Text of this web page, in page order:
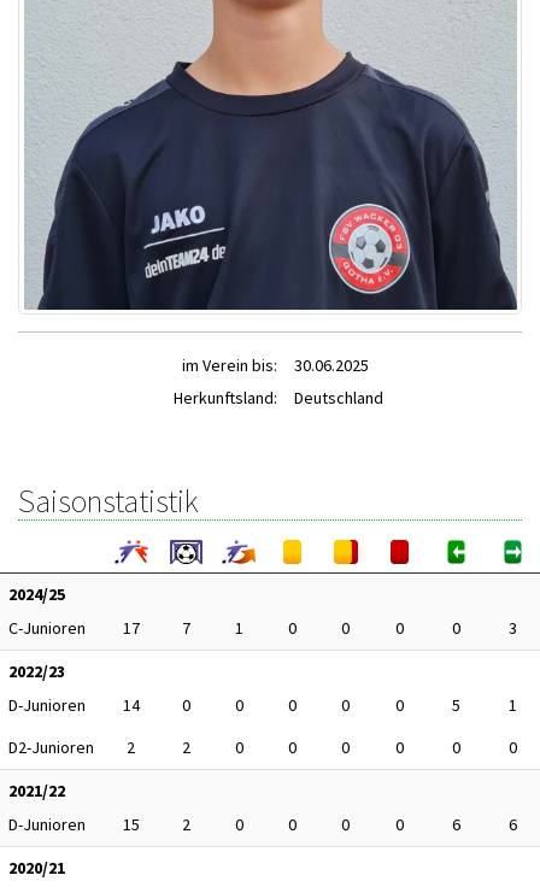
im Verein bis:
30.06.2025
Herkunftsland:
Deutschland
Saisonstatistik
2024/25
C-Junioren
17 7 1 0 0 0 0
3
2022/23
D-Junioren
14 0 0 0 0 0 5
1
D2-Junioren
2 2 0 0 0 0 0
0
2021/22
D-Junioren
15 2 0 0 0 0 6
6
2020/21